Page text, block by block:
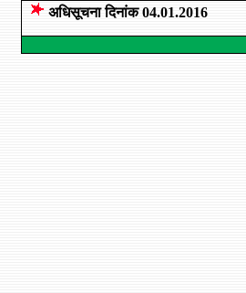
अधिसूचना दिनांक04.01.2016